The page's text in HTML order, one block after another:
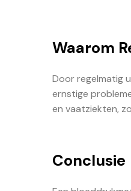
Waarom
Door regelmatig
ernstige
en vaatziekten,
Conclusie